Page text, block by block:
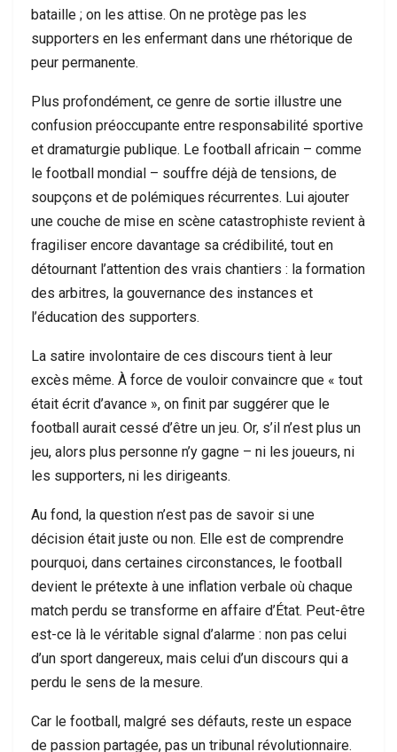
bataille ; on les attise. On ne protège pas les
supporters en les enfermant dans une rhétorique de
peur permanente.
Plus profondément, ce genre de sortie illustre une
confusion préoccupante entre responsabilité sportive
et dramaturgie publique. Le football africain – comme
le football mondial – souffre déjà de tensions, de
soupçons et de polémiques récurrentes. Lui ajouter
une couche de mise en scène catastrophiste revient à
fragiliser encore davantage sa crédibilité, tout en
détournant l’attention des vrais chantiers : la formation
des arbitres, la gouvernance des instances et
l’éducation des supporters.
La satire involontaire de ces discours tient à leur
excès même. À force de vouloir convaincre que « tout
était écrit d’avance », on finit par suggérer que le
football aurait cessé d’être un jeu. Or, s’il n’est plus un
jeu, alors plus personne n’y gagne – ni les joueurs, ni
les supporters, ni les dirigeants.
Au fond, la question n’est pas de savoir si une
décision était juste ou non. Elle est de comprendre
pourquoi, dans certaines circonstances, le football
devient le prétexte à une inflation verbale où chaque
match perdu se transforme en affaire d’État. Peut-être
est-ce là le véritable signal d’alarme : non pas celui
d’un sport dangereux, mais celui d’un discours qui a
perdu le sens de la mesure.
Car le football, malgré ses défauts, reste un espace
de passion partagée, pas un tribunal révolutionnaire.